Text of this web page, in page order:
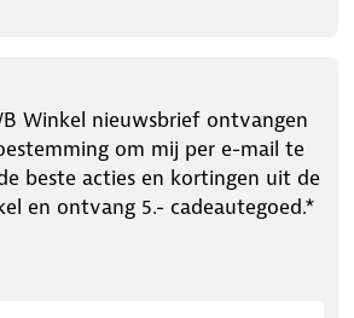
Winkel nieuwsbrief ontvangen
om mij per e-mail te
beste acties en kortingen uit de
en ontvang 5.- cadeautegoed.*